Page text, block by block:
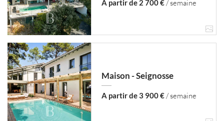
A partir de 2 700 €/ semaine
Maison - Seignosse
A partir de 3 900 €/ semaine